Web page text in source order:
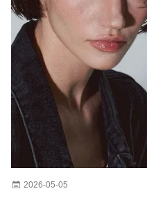
ব্রাউন ডেইলি ডিসপোজাল লেন্স
2026-05-05